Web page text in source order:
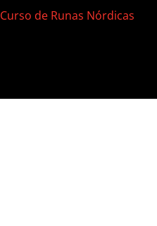
Curso de Runas Nórdicas